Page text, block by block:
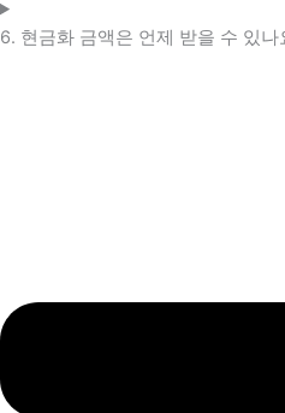
6. 현금화 금액은 언제 받을 수 있나